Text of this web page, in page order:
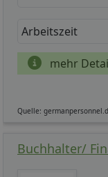
Arbeitszeit
mehr
Quelle:
Buchhalter/